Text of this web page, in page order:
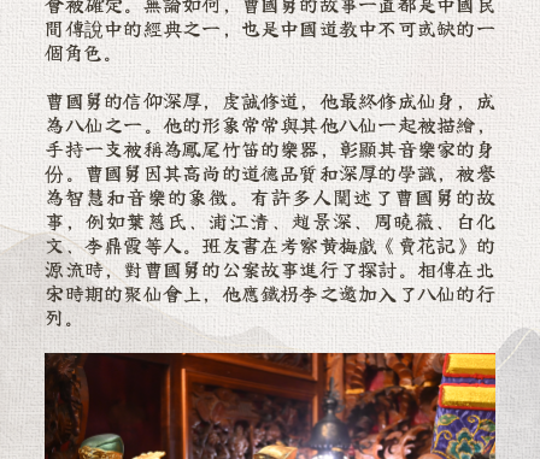
間傳說中的經典之一，也是中國道教中不可或缺的一
個角色。
曹國舅的信仰深厚，虔誠修道，他最終修成仙身，成
為八仙之一。他的形象常常與其他八仙一起被描繪，
手持一支被稱為鳳尾竹笛的樂器，彰顯其音樂家的身
份。曹國舅因其高尚的道德品質和深厚的學識，被譽
為智慧和音樂的象徵。有許多人闡述了曹國舅的故
事，例如葉慈氏、浦江清、趙景深、周曉薇、白化
文、李鼎霞等人。班友書在考察黃梅戲《賣花記》的
源流時，對曹國舅的公案故事進行了探討。相傳在北
宋時期的聚仙會上，他應鐵枴李之邀加入了八仙的行
列。